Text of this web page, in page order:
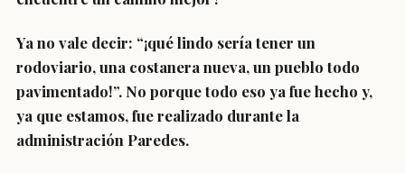
Ya no vale decir: “¡qué lindo sería tener un
rodoviario, una costanera nueva, un pueblo todo
pavimentado!”. No porque todo eso ya fue hecho y,
ya que estamos, fue realizado durante la
administración Paredes.